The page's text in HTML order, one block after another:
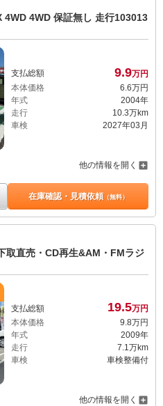
4WD 4WD 保証無し 走行103013
支払総額 9.9万円
本体価格
6. 6万円
年式
2004年
走行
10.3万km
車検
2027年03月
他の情報を開く
在庫確認・見積依頼（無料）
取直売・CD再生&AM・FMラジ
支払総額 19.5万円
本体価格
9.8万円
年式
2009年
走行
7.1万km
車検
車検整備付
他の情報を開く